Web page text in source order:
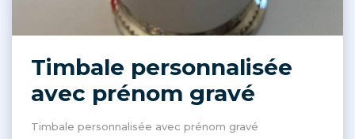
Timbale personnalisée
avec prénom gravé
Timbale personnalisée avec prénom gravé